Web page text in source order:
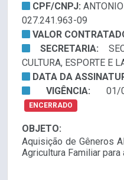
CPF/CNPJ:
027.241.963-09
VALOR
SECRETARIA:
CULTURA, ESPORTE E
DATA DA
VIGÊNCIA:
ENCERRADO
OBJETO:
Aquisição de Gêneros
Agricultura Familiar para